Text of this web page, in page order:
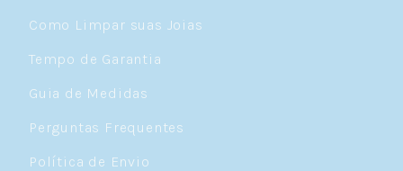
Como Limpar suas Joias
Tempo de Garantia
Guia de Medidas
Perguntas Frequentes
Política de Envio